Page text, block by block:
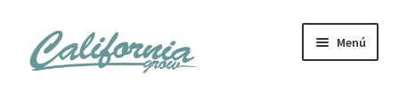
al
contenido
Menú